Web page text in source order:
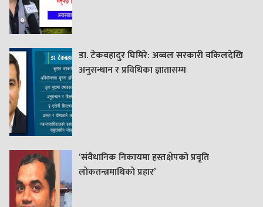
डा. टेकबहादुर घिमिरे: अब्बल सरकारी वकिलदेखि
अनुसन्धान र प्रविधिका ज्ञातासम्म
‘संवैधानिक निकायमा हस्तक्षेपको प्रवृति
लोकतन्त्रमाथिको प्रहार’